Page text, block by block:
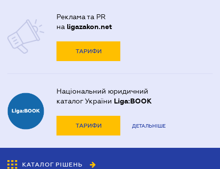
Реклама та PR
на ligazakon.net
ТАРИФИ
Національний юридичний
каталог України Liga:BOOK
ТАРИФИ ДЕТАЛЬНІШЕ
КАТАЛОГ РІШЕНЬ